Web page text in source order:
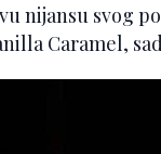
nijansu svog
Caramel,